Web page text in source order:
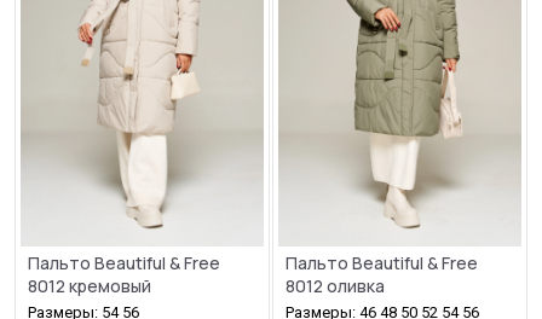
Пальто Beautiful & Free
8012 кремовый
Размеры: 54 56
Пальто Beautiful & Free
8012 оливка
Размеры: 46 48 50 52 54 56